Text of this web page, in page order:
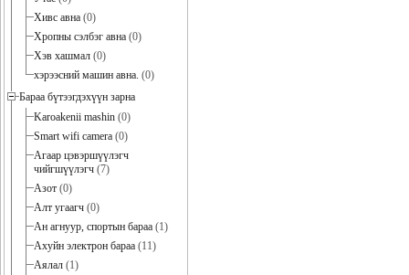
Хивс авна (0)
Хропны сэлбэг авна (0)
Хэв хашмал (0)
хэрээсний машин авна. (0)
Бараа бүтээгдэхүүн зарна
Karoakenii mashin (0)
Smart wifi camera (0)
Агаар цэвэршүүлэгч
чийгшүүлэгч (7)
Азот (0)
Алт угаагч (0)
Ан агнуур, спортын бараа (1)
Ахуйн электрон бараа (11)
Аялал (1)